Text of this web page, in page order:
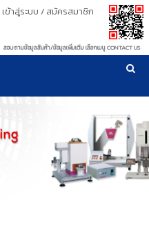
ยืน 1 เรื่องมาตรฐานการให้บริการ
เข้าสู่ระบบ / สมัครสมาชิก
สอบถามข้อมูลสินค้า/ข้อมูลเพิ่มเติม เลือกเมนู CONTACT US